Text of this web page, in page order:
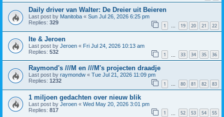
Daily driver van Walter: De Dreier uit Beieren
Last post by Manitoba « Sun Jul 26, 2026 6:25 pm
Replies: 329 1 … 19 20 21 22
Ite & Jeroen
Last post by Jeroen « Fri Jul 24, 2026 10:13 am
Replies: 532 1 33 34 35 36
Raymond's ///M en ///M's projecten draadje
Last post by raymondw « Tue Jul 21, 2026 11:09 pm
Replies: 1232 1 … 80 81 82 83
1 miljoen gedachten over nieuw blik
Last post by Jeroen « Wed May 20, 2026 3:01 pm
Replies: 817 1 52 53 54 55